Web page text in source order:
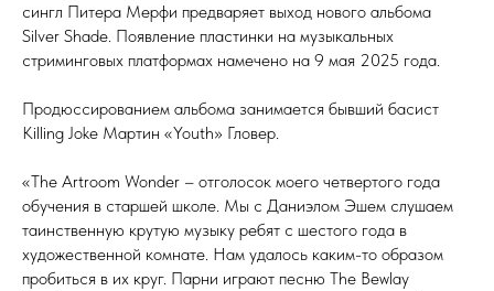
сингл Питера Мерфи предваряет выход нового альбома
Silver Shade. Появление пластинки на музыкальных
стриминговых платформах намечено на 9 мая 2025 года.
Продюссированием альбома занимается бывший басист
Killing Joke Мартин «Youth» Гловер.
«The Artroom Wonder – отголосок моего четвертого года
обучения в старшей школе. Мы с Даниэлом Эшем слушаем
таинственную крутую музыку ребят с шестого года в
художественной комнате. Нам удалось каким-то образом
пробиться в их круг. Парни играют песню The Bewlay